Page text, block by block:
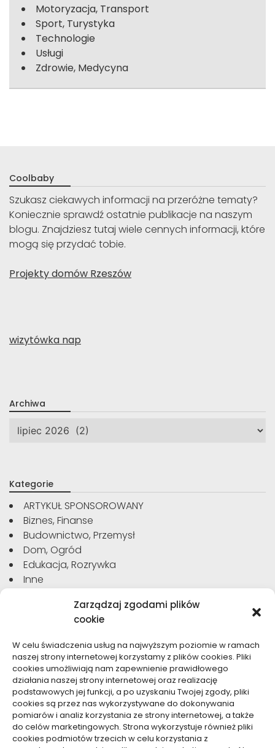
Zarządzaj zgodami plików
cookie
W celu świadczenia usług na najwyższym poziomie w ramach
naszej strony internetowej korzystamy z plików cookies. Pliki
cookies umożliwiają nam zapewnienie prawidłowego
działania naszej strony internetowej oraz realizację
podstawowych jej funkcji, a po uzyskaniu Twojej zgody, pliki
cookies są przez nas wykorzystywane do dokonywania
pomiarów i analiz korzystania ze strony internetowej, a także
do celów marketingowych. Strona wykorzystuje również pliki
cookies podmiotów trzecich w celu korzystania z
Motoryzacja, Transport
Sport, Turystyka
Technologie
Usługi
Zdrowie, Medycyna
Coolbaby
Szukasz ciekawych informacji na przeróżne tematy?
Koniecznie sprawdź ostatnie publikacje na naszym
blogu. Znajdziesz tutaj wiele cennych informacji, które
mogą się przydać tobie.
Projekty domów Rzeszów
wizytówka nap
Archiwa
Archiwa
Kategorie
ARTYKUŁ SPONSOROWANY
Biznes, Finanse
Budownictwo, Przemysł
Dom, Ogród
Edukacja, Rozrywka
Inne
Motoryzacja, Transport
Sport, Turystyka
Technologie
Usługi
Zdrowie, Medycyna
Dolącz do nas